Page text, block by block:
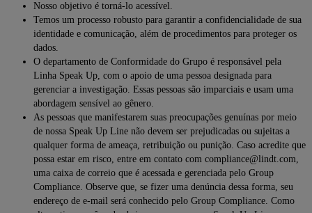
Nosso objetivo é torná-lo acessível.
Temos um processo robusto para garantir a confidencialidade de sua
identidade e comunicação, além de procedimentos para proteger os
dados.
O departamento de Conformidade do Grupo é responsável pela
Linha Speak Up, com o apoio de uma pessoa designada para
gerenciar a investigação. Essas pessoas são imparciais e usam uma
abordagem sensível ao gênero.
As pessoas que manifestarem suas preocupações genuínas por meio
de nossa Speak Up Line não devem ser prejudicadas ou sujeitas a
qualquer forma de ameaça, retribuição ou punição. Caso acredite que
possa estar em risco, entre em contato com compliance@lindt.com,
uma caixa de correio que é acessada e gerenciada pelo Group
Compliance. Observe que, se fizer uma denúncia dessa forma, seu
endereço de e-mail será conhecido pelo Group Compliance. Como